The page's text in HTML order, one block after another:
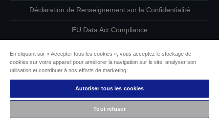
Déclaration de Renseignement sur la Confidentialité
EU Data Act Compliance
Informations sur les cookies
L’engagement d’Epson pour l’accessibilité
Copyright © 2026 Seiko Epson
En cliquant sur « Accepter tous les cookies », vous acceptez le stockage de
cookies sur votre appareil pour améliorer la navigation sur le site, analyser son
utilisation et contribuer à nos efforts de marketing.
Autoriser tous les cookies
Tout refuser